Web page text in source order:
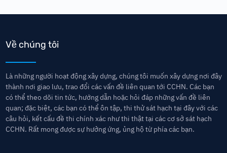
Về chúng tôi
Là những người hoạt động xây dựng, chúng tôi muốn xây dựng nơi đây
thành nơi giao lưu, trao đổi các vấn đề liên quan tới CCHN. Các bạn
có thể theo dõi tin tức, hướng dẫn hoặc hỏi đáp những vấn đề liên
quan; đặc biệt, các bạn có thể ôn tập, thi thử sát hạch tại đây với các
câu hỏi, kết cấu đề thi chính xác như thi thật tại các cơ sở sát hạch
CCHN. Rất mong được sự hưởng ứng, ủng hộ từ phía các bạn.